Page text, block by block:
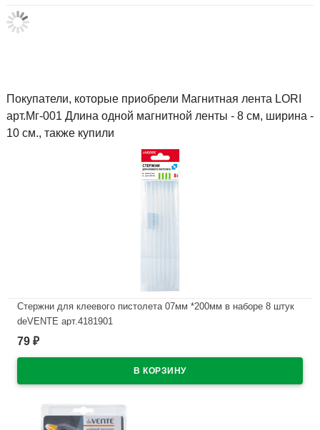
Покупатели, которые приобрели Магнитная лента LORI
арт.Мг-001 Длина одной магнитной ленты - 8 см, ширина -
10 см., также купили
Стержни для клеевого пистолета 07мм *200мм в наборе 8 штук
deVENTE арт.4181901
В наличии
79 ₽